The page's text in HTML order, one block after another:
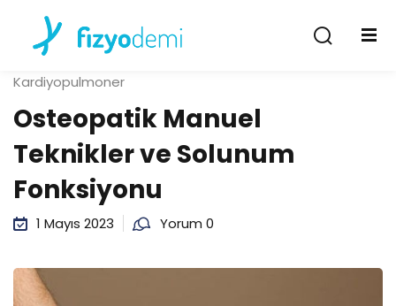
Kardiyopulmoner
Osteopatik Manuel
Teknikler ve Solunum
Fonksiyonu
1 Mayıs 2023 Yorum 0
Giriş Yap
Hesabın yok mu?Kayıt Ol